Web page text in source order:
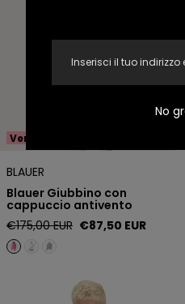
No
Vendita -50%
BLAUER
Blauer Giubbino con
cappuccio antivento
Prezzo
regolare
€175,00 EUR Prezzo
€87,50 EUR